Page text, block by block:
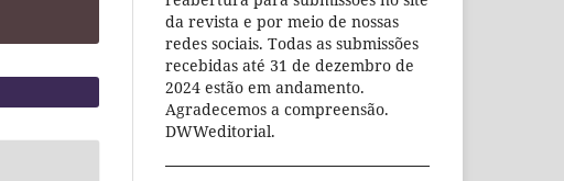
da revista e por meio de nossas
redes sociais. Todas as submissões
recebidas até 31 de dezembro de
2024 estão em andamento.
Agradecemos a compreensão.
DWWeditorial.